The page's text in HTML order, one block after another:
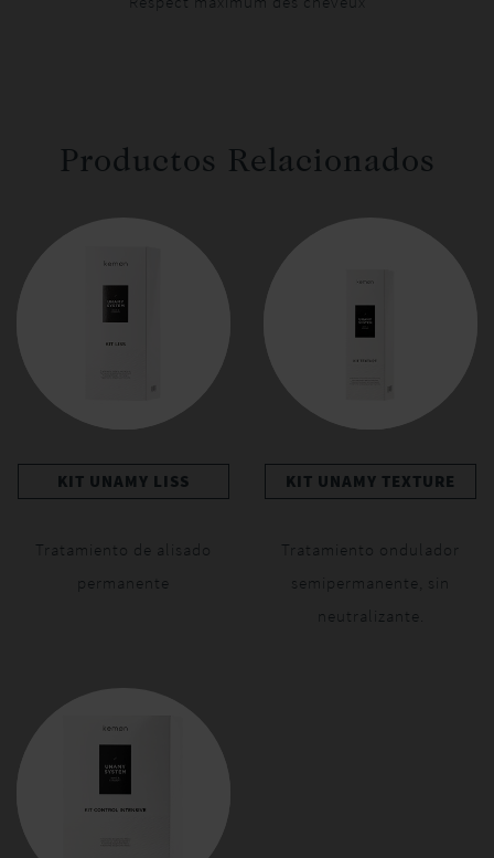
Productos Relacionados
KIT UNAMY LISS
Tratamiento de alisado
permanente
KIT UNAMY TEXTURE
Tratamiento ondulador
semipermanente, sin
neutralizante.